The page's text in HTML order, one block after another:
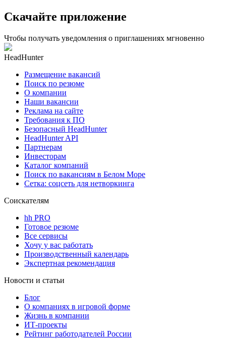
Скачайте приложение
Чтобы получать уведомления о приглашениях мгновенно
HeadHunter
Размещение вакансий
Поиск по резюме
О компании
Наши вакансии
Реклама на сайте
Требования к ПО
Безопасный HeadHunter
HeadHunter API
Партнерам
Инвесторам
Каталог компаний
Поиск по вакансиям в Белом Море
Сетка: соцсеть для нетворкинга
Соискателям
hh PRO
Готовое резюме
Все сервисы
Хочу у вас работать
Производственный календарь
Экспертная рекомендация
Новости и статьи
Блог
О компаниях в игровой форме
Жизнь в компании
ИТ-проекты
Рейтинг работодателей России